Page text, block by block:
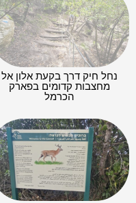
נחל חיק דרך בקעת אלון אל
מחצבות קדומים בפארק
הכרמל